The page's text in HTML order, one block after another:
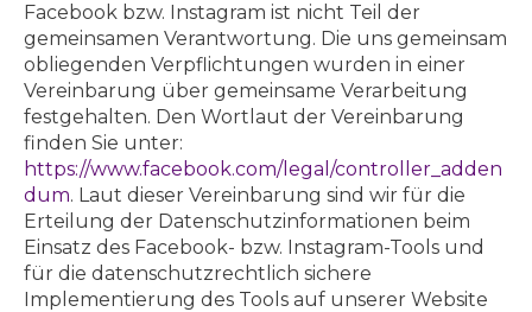
Facebook bzw. Instagram ist nicht Teil der
gemeinsamen Verantwortung. Die uns gemeinsam
obliegenden Verpflichtungen wurden in einer
Vereinbarung über gemeinsame Verarbeitung
festgehalten. Den Wortlaut der Vereinbarung
finden Sie unter:
https://www.facebook.com/legal/controller_adden
dum. Laut dieser Vereinbarung sind wir für die
Erteilung der Datenschutzinformationen beim
Einsatz des Facebook- bzw. Instagram-Tools und
für die datenschutzrechtlich sichere
Implementierung des Tools auf unserer Website